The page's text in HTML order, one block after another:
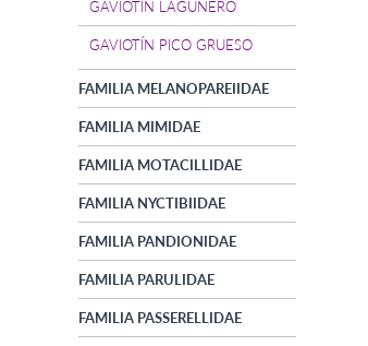
GAVIOTÍN LAGUNERO
GAVIOTÍN PICO GRUESO
FAMILIA MELANOPAREIIDAE
FAMILIA MIMIDAE
FAMILIA MOTACILLIDAE
FAMILIA NYCTIBIIDAE
FAMILIA PANDIONIDAE
FAMILIA PARULIDAE
FAMILIA PASSERELLIDAE